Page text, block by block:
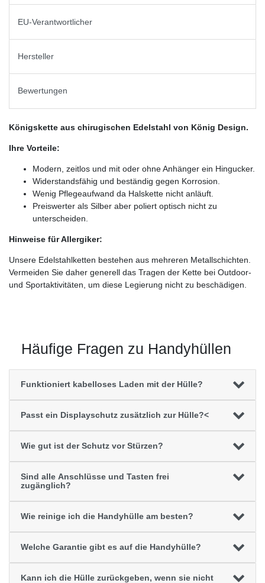
EU-Verantwortlicher
Hersteller
Bewertungen
Königskette aus chirugischen Edelstahl von König Design.
Ihre Vorteile:
Modern, zeitlos und mit oder ohne Anhänger ein Hingucker.
Widerstandsfähig und beständig gegen Korrosion.
Wenig Pflegeaufwand da Halskette nicht anläuft.
Preiswerter als Silber aber poliert optisch nicht zu
unterscheiden.
Hinweise für Allergiker:
Unsere Edelstahlketten bestehen aus mehreren Metallschichten.
Vermeiden Sie daher generell das Tragen der Kette bei Outdoor-
und Sportaktivitäten, um diese Legierung nicht zu beschädigen.
Häufige Fragen zu Handyhüllen
Funktioniert kabelloses Laden mit der Hülle?
Passt ein Displayschutz zusätzlich zur Hülle?<
Wie gut ist der Schutz vor Stürzen?
Sind alle Anschlüsse und Tasten frei
zugänglich?
Wie reinige ich die Handyhülle am besten?
Welche Garantie gibt es auf die Handyhülle?
Kann ich die Hülle zurückgeben, wenn sie nicht